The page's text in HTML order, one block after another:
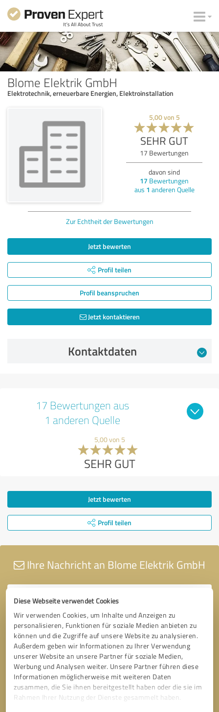
Diese Webseite verwendet Cookies
Wir verwenden Cookies, um Inhalte und Anzeigen zu
personalisieren, Funktionen für soziale Medien anbieten zu
können und die Zugriffe auf unsere Website zu analysieren.
Außerdem geben wir Informationen zu Ihrer Verwendung
unserer Website an unsere Partner für soziale Medien,
Werbung und Analysen weiter. Unsere Partner führen diese
Informationen möglicherweise mit weiteren Daten
zusammen, die Sie ihnen bereitgestellt haben oder die sie im
Rahmen Ihrer Nutzung der Dienste gesammelt haben.
Blome Elektrik GmbH
Elektrotechnik, erneuerbare Energien, Elektroinstallation
5,00von 5
SEHR GUT
17 Bewertungen
davon sind
17 Bewertungen
aus 1 anderen Quelle
Zur Echtheit der Bewertungen
Jetzt bewerten
Profil teilen
Profil beanspruchen
Jetzt kontaktieren
Kontaktdaten
17 Bewertungen aus
1 anderen Quelle
5,00 von 5
SEHR GUT
Jetzt bewerten
Profil teilen
Ihre Nachricht an Blome Elektrik GmbH